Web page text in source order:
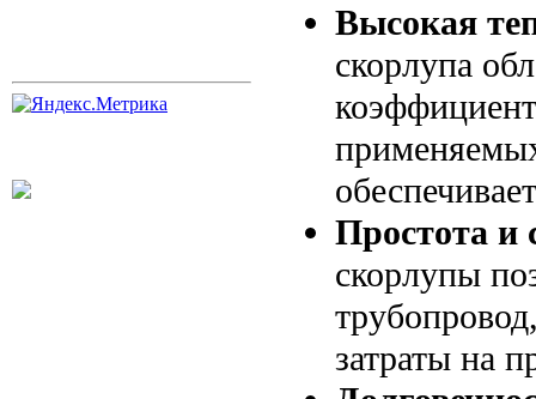
Высокая
скорлупа
Простота и
скорлупы
затраты на